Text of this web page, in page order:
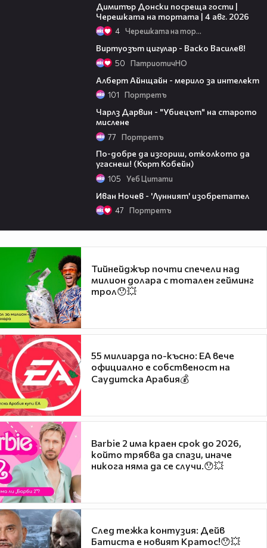
Димитър Донски посреща гости |
Черешката на тортата | 4 авг. 2026
4 Черешката на тортата
Виртуозът цигулар - Васко Василев!
50 ПатриотичНО
Алберт Айнщайн - мерило за интелект
101 Портретъ
Чарлз Дарвин - "Убиецът" на старото
мислене
77 Портретъ
По-добре да изгориш, отколкото да
угаснеш! (Кърт Кобейн)
105 Уеб Цитати
Иван Ночев - 'Лунният' изобретател
47 Портретъ
Тийнейджър почти спечели над
милион долара с тотален гейминг
трол😯💥
55 милиарда по-късно: EA вече
официално е собственост на
Саудитска Арабия💰
Barbie 2 има краен срок до 2026,
който трябва да спази, иначе
никога няма да се случи.😯💥
След тежка контузия: Дейв
Батиста е новият Кратос!😯💥